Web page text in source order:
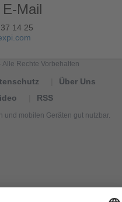
Mail
14 25
Rechte Vorbehalten
Über Uns
RSS
und mobilen Geräten gut nutzbar.